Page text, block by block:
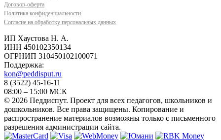
Договор-оферта
Политика конфиденциальности
Согласие на обработку персональных данных
ИП Хаустова Н. А.
ИНН 450102350134
ОГРНИП 310450102100071
Поддержка:
kon@peddisput.ru
8 (3522) 45-16-11
08:00 – 15:00 МСК
© 2026 Педдиспут. Проект для всех педагогов, школьников и
дошкольников. Все права защищены. Копирование и
распространение материалов возможны только с письменного
разрешения администрации сайта.